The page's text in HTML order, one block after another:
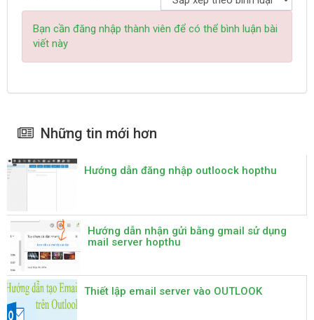
Bạn cần đăng nhập thành viên để có thể bình luận bài
viết này
Những tin mới hơn
Hướng dẫn đăng nhập outloock hopthu
Hướng dẫn nhận gửi bằng gmail sử dụng
mail server hopthu
Thiết lập email server vào OUTLOOK